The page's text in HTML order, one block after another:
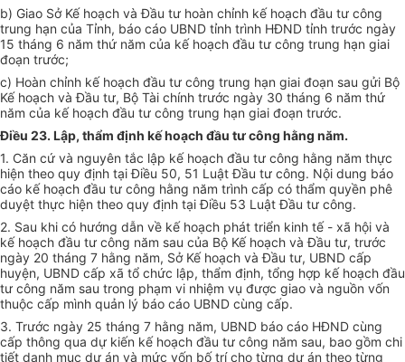
b) Giao Sở Kế hoạch và Đầu tư hoàn chỉnh kế hoạch đầu tư công
trung hạn của Tỉnh, báo cáo UBND tỉnh trình HĐND tỉnh trước ngày
15 tháng 6 năm thứ năm của kế hoạch đầu tư công trung hạn giai
đoạn trước;
c) Hoàn chỉnh kế hoạch đầu tư công trung hạn giai đoạn sau gửi Bộ
Kế hoạch và Đầu tư, Bộ Tài chính trước ngày 30 tháng 6 năm thứ
năm của kế hoạch đầu tư công trung hạn giai đoạn trước.
Điều 23. Lập, thẩm định kế hoạch đầu tư công hằng năm.
1. Căn cứ và nguyên tắc lập kế hoạch đầu tư công hằng năm thực
hiện theo quy định tại Điều 50, 51 Luật Đầu tư công. Nội dung báo
cáo kế hoạch đầu tư công hằng năm trình cấp có thẩm quyền phê
duyệt thực hiện theo quy định tại Điều 53 Luật Đầu tư công.
2. Sau khi có hướng dẫn về kế hoạch phát triển kinh tế - xã hội và
kế hoạch đầu tư công năm sau của Bộ Kế hoạch và Đầu tư, trước
ngày 20 tháng 7 hằng năm, Sở Kế hoạch và Đầu tư, UBND cấp
huyện, UBND cấp xã tổ chức lập, thẩm định, tổng hợp kế hoạch đầu
tư công năm sau trong phạm vi nhiệm vụ được giao và nguồn vốn
thuộc cấp mình quản lý báo cáo UBND cùng cấp.
3. Trước ngày 25 tháng 7 hằng năm, UBND báo cáo HĐND cùng
cấp thông qua dự kiến kế hoạch đầu tư công năm sau, bao gồm chi
tiết danh mục dự án và mức vốn bố trí cho từng dự án theo từng